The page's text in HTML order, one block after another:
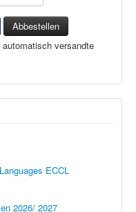
versandte
ECCL
2026/ 2027